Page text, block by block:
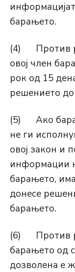
барањето.
(4) Против
овој член
рок од 15
решението до
(5) Ако
не ги
овој закон и
информации
барањето,
донесе
барањето.
(6) Против
барањето од
дозволена е